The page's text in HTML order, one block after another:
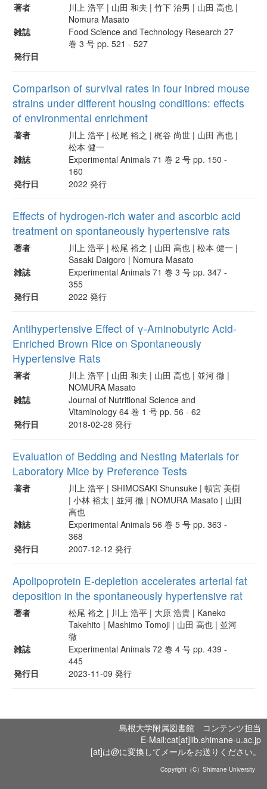
著者
川上 浩平 | 山田 和夫 | 竹下 治男 | 山田 高也 |
Nomura Masato
雑誌
Food Science and Technology Research 27
巻 3 号 pp. 521 - 527
発行日
Comparison of survival rates in four inbred mouse
strains under different housing conditions: effects
of environmental enrichment
著者
川上 浩平 | 松尾 裕之 | 梶谷 尚世 | 山田 高也 |
松本 健一
雑誌
Experimental Animals 71 巻 2 号 pp. 150 -
160
発行日
2022 発行
Effects of hydrogen-rich water and ascorbic acid
treatment on spontaneously hypertensive rats
著者
川上 浩平 | 松尾 裕之 | 山田 高也 | 松本 健一 |
Sasaki Daigoro | Nomura Masato
雑誌
Experimental Animals 71 巻 3 号 pp. 347 -
355
発行日
2022 発行
Antihypertensive Effect of γ-Aminobutyric Acid-
Enriched Brown Rice on Spontaneously
Hypertensive Rats
著者
川上 浩平 | 山田 和夫 | 山田 高也 | 並河 徹 |
NOMURA Masato
雑誌
Journal of Nutritional Science and
Vitaminology 64 巻 1 号 pp. 56 - 62
発行日
2018-02-28 発行
Evaluation of Bedding and Nesting Materials for
Laboratory Mice by Preference Tests
著者
川上 浩平 | SHIMOSAKI Shunsuke | 頓宮 美樹
| 小林 裕太 | 並河 徹 | NOMURA Masato | 山田
高也
雑誌
Experimental Animals 56 巻 5 号 pp. 363 -
368
発行日
2007-12-12 発行
Apolipoprotein E-depletion accelerates arterial fat
deposition in the spontaneously hypertensive rat
著者
松尾 裕之 | 川上 浩平 | 大原 浩貴 | Kaneko
Takehito | Mashimo Tomoji | 山田 高也 | 並河
徹
雑誌
Experimental Animals 72 巻 4 号 pp. 439 -
445
発行日
2023-11-09 発行
島根大学附属図書館 コンテンツ担当
E-Mail:cat[at]lib.shimane-u.ac.jp
[at]は@に変換してメールをお送りください。
Copyright（C）Shimane University